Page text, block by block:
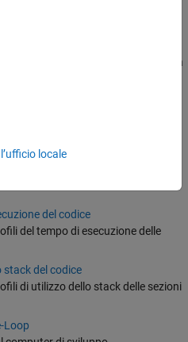
del modello e il codice generato.
possibile utilizzare altri prodotti per la
i prodotti
in tempo reale
del codice
del tempo di esecuzione delle
stack del codice
di utilizzo dello stack delle sezioni
Loop
locale